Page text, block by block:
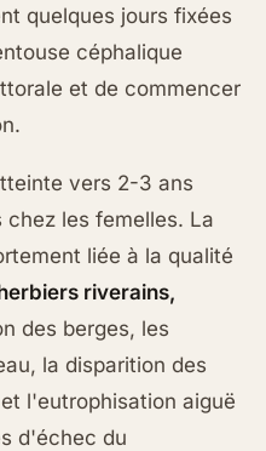
quelques jours fixées
céphalique
et de commencer
vers 2-3 ans
les femelles. La
liée à la qualité
riverains,
des berges, les
la disparition des
l'eutrophisation aiguë
d'échec du